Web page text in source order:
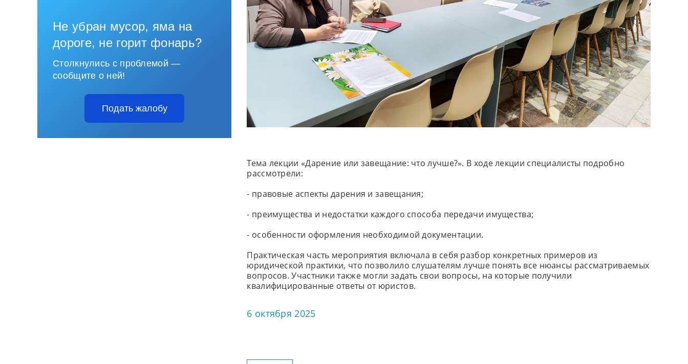
Не убран мусор, яма на
дороге, не горит фонарь?
Столкнулись с проблемой —
сообщите о ней!
Подать жалобу
Тема лекции «Дарение или завещание: что лучше?». В ходе лекции специалисты подробно
рассмотрели:
- правовые аспекты дарения и завещания;
- преимущества и недостатки каждого способа передачи имущества;
- особенности оформления необходимой документации.
Практическая часть мероприятия включала в себя разбор конкретных примеров из
юридической практики, что позволило слушателям лучше понять все нюансы рассматриваемых
вопросов. Участники также могли задать свои вопросы, на которые получили
квалифицированные ответы от юристов.
6 октября 2025